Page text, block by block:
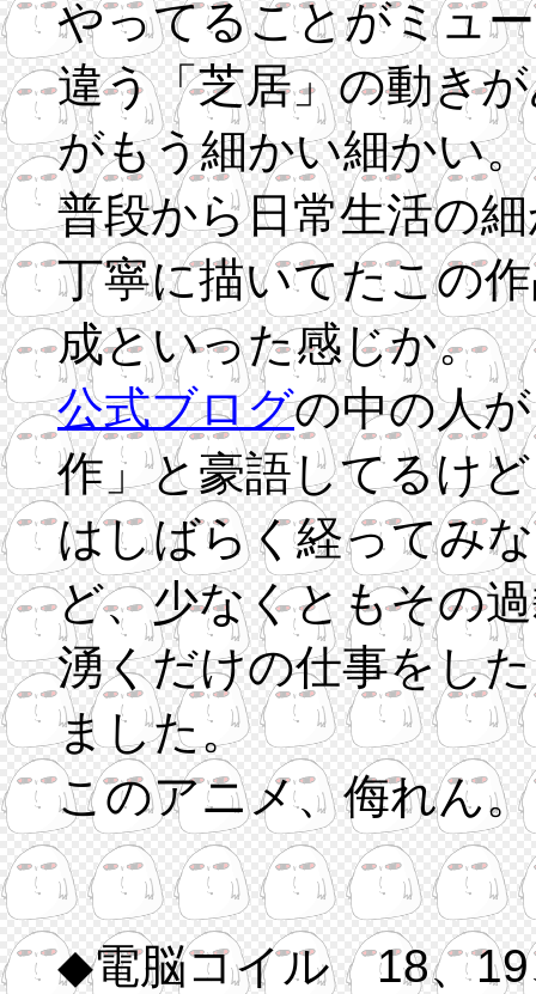
やってることがミュ
違う「芝居」の動き
がもう細かい細かい。
普段から日常生活の
丁寧に描いてたこの
成といった感じか。
公式ブログの中の人
作」と豪語してるけ
はしばらく経ってみ
ど、少なくともその
湧くだけの仕事をし
ました。
このアニメ、侮れん。
◆電脳コイル 18、19